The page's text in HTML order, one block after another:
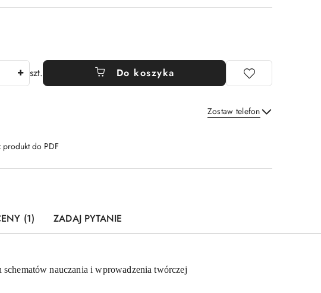
szt. Do koszyka
Zostaw telefon
produkt do PDF
(1) ZADAJ PYTANIE
nauczania i wprowadzenia twórczej